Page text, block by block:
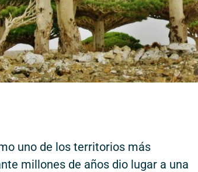
uno de los territorios más
millones de años dio lugar a una